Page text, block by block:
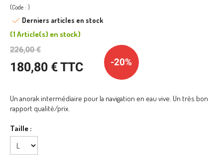
(Code : )
Derniers articles en stock
(1 Article(s) en stock)
226,00 €
180,80 € TTC -20%
Un anorak intermédiaire pour la navigation en eau vive. Un très bon
rapport qualité/prix.
Taille :